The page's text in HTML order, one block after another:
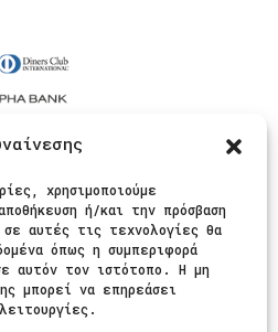
χρησιμοποιούμε
ή/και την πρόσβαση
αυτές τις τεχνολογίες θα
όπως η συμπεριφορά
αυτόν τον ιστότοπο. Η μη
μπορεί να επηρεάσει